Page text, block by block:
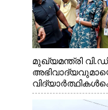
മുഖ്യമന്ത്രി
എടുത്തപ്പോൾ